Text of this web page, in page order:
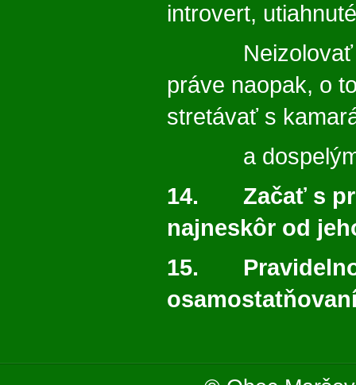
introvert,
Neizolovať
práve naopak, o
stretávať s
a
14. Začať s
najneskôr od
15.